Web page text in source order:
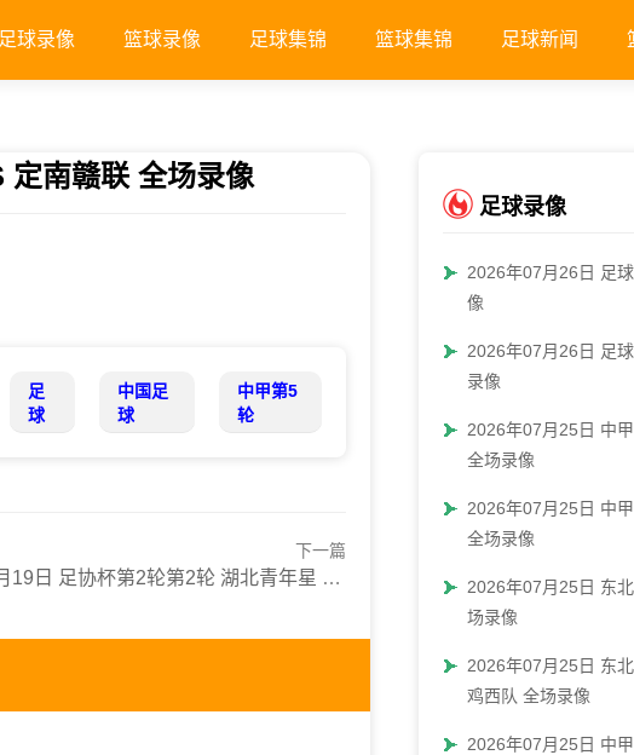
足球录像 篮球录像 足球集锦 篮球集锦 足球新闻
定南赣联 全场录像
足
球
中国足
球
中甲第5
轮
下一篇
协杯第2轮第2轮 湖北青年星 VS 南通海门珂缔缘 全场录像
足球录像
2026年07月26日 足
像
2026年07月26日 足
录像
2026年07月25日 中
全场录像
2026年07月25日 中
全场录像
2026年07月25日 东
场录像
2026年07月25日 东
鸡西队 全场录像
2026年07月25日 中